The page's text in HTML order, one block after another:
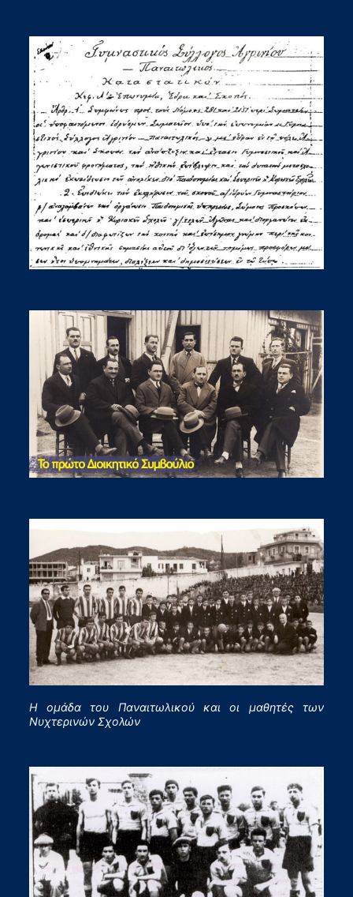
Η ομάδα του Παναιτωλικού και οι μαθητές των
Νυχτερινών Σχολών